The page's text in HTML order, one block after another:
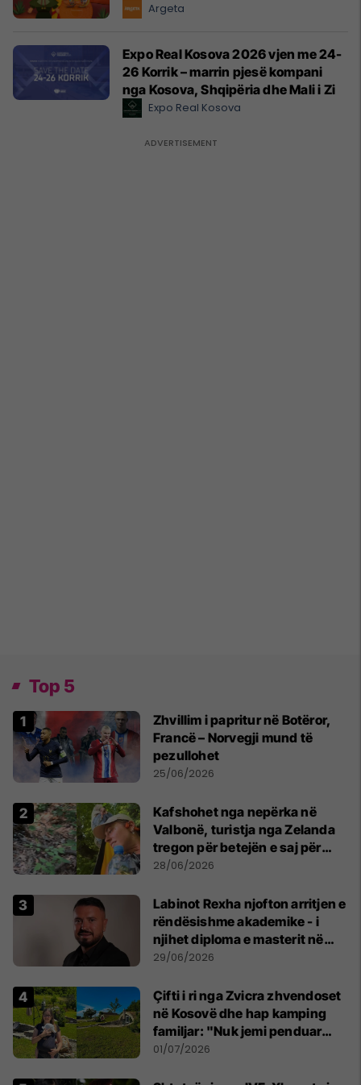
Argeta
Expo Real Kosova 2026 vjen me 24-
26 Korrik – marrin pjesë kompani
nga Kosova, Shqipëria dhe Mali i Zi
Expo Real Kosova
Top 5
Zhvillim i papritur në Botëror,
Francë – Norvegji mund të
pezullohet
25/06/2026
Kafshohet nga nepërka në
Valbonë, turistja nga Zelanda
tregon për betejën e saj për
mbijetesë
28/06/2026
Labinot Rexha njofton arritjen e
rëndësishme akademike - i
njihet diploma e masterit në
Psikologji në Zvicër
29/06/2026
Çifti i ri nga Zvicra zhvendoset
në Kosovë dhe hap kamping
familjar: "Nuk jemi penduar
asnjë ditë"
01/07/2026